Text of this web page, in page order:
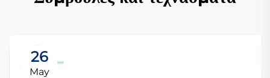
26
May